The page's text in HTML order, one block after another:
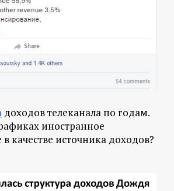
доходов телеканала по годам.
иностранное
качестве источника доходов?